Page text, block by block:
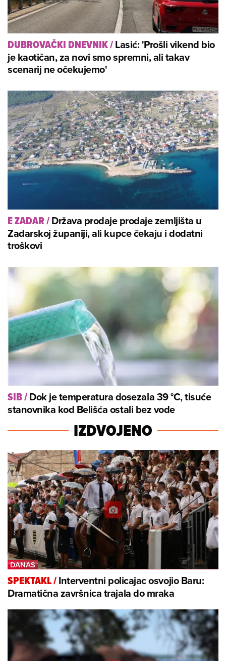
DUBROVAČKI DNEVNIK/Lasić: 'Prošli vikend bio
je kaotičan, za novi smo spremni, ali takav
scenarij ne očekujemo'
E ZADAR/Država prodaje prodaje zemljišta u
Zadarskoj županiji, ali kupce čekaju i dodatni
troškovi
SIB/Dok je temperatura dosezala 39 °C, tisuće
stanovnika kod Belišća ostali bez vode
IZDVOJENO
SPEKTAKL/Interventni policajac osvojio Baru:
Dramatična završnica trajala do mraka